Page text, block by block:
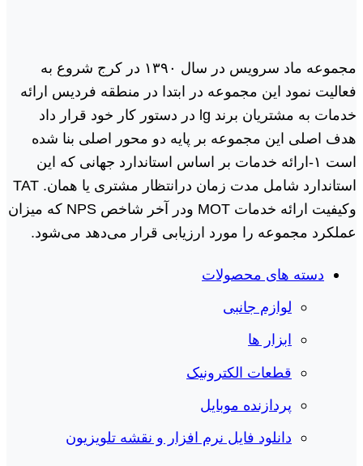
مجموعه ماد سرویس در سال ١٣٩٠ در کرج شروع به
فعالیت نمود این مجموعه در ابتدا در منطقه فردیس ارائه
خدمات به مشتریان برند lg در دستور کار خود قرار داد
هدف اصلی این مجموعه بر پایه دو محور اصلی بنا شده
است ١-ارائه خدمات بر اساس استاندارد جهانی که این
استاندارد شامل مدت زمان درانتظار مشتری یا همان. TAT
وکیفیت ارائه خدمات MOT ودر آخر شاخص NPS که میزان
عملکرد مجموعه را مورد ارزیابی قرار می‌دهد می‌شود.
دسته های محصولات
لوازم جانبی
ابزار ها
قطعات الکترونیک
پردازنده موبایل
دانلود فایل نرم افزار و نقشه تلویزیون